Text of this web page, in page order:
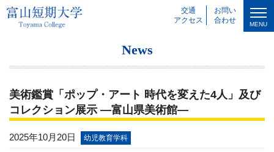
交通
アクセス
お問い
合わせ
MENU
News
美術鑑賞「ポップ・アート 時代を変えた4人」及び
コレクション展示 ―富山県美術館―
2025年10月20日 幼児教育学科